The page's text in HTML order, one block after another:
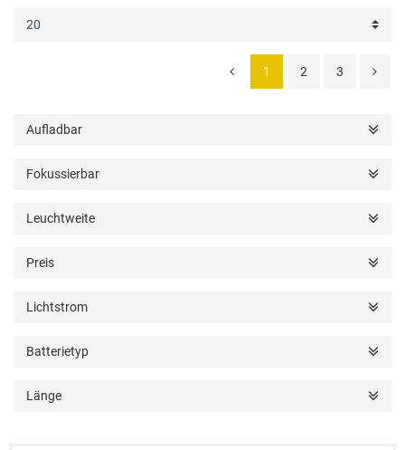
1 2 3
Aufladbar
Fokussierbar
Leuchtweite
Preis
Lichtstrom
Batterietyp
Länge